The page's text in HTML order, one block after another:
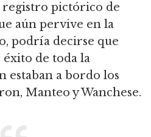
pictórico de
aún pervive en la
podría decirse que
de toda la
estaban a bordo los
Manteo y Wanchese.